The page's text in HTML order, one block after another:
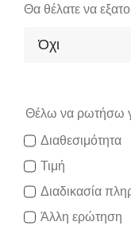
Θα θέλατε να
Θέλω να ρωτήσω
Διαθεσιμότητα
Τιμή
Διαδικασία
Άλλη ερώτηση